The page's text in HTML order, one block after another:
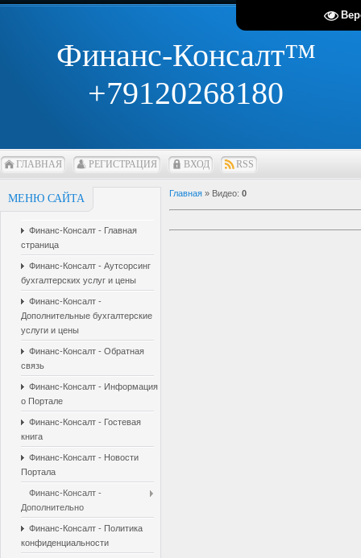
Финанс-Консалт™
+79120268180
ГЛАВНАЯ РЕГИСТРАЦИЯ ВХОД RSS
МЕНЮ САЙТА
Финанс-Консалт - Главная
страница
Финанс-Консалт - Аутсорсинг
бухгалтерских услуг и цены
Финанс-Консалт -
Дополнительные бухгалтерские
услуги и цены
Финанс-Консалт - Обратная
связь
Финанс-Консалт - Информация
о Портале
Финанс-Консалт - Гостевая
книга
Финанс-Консалт - Новости
Портала
Финанс-Консалт -
Дополнительно
Финанс-Консалт - Политика
конфиденциальности
Главная » Видео: 0